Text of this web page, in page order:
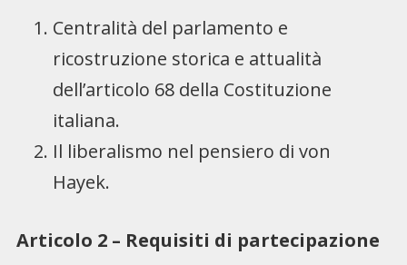
Centralità del parlamento e
ricostruzione storica e attualità
dell’articolo 68 della Costituzione
italiana.
Il liberalismo nel pensiero di von
Hayek.
Articolo 2 – Requisiti di partecipazione